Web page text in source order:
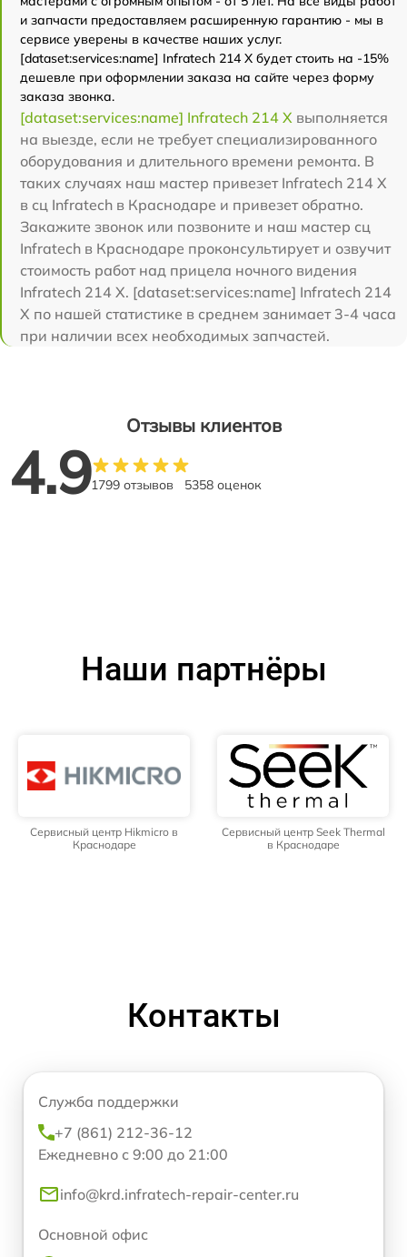
и запчасти предоставляем расширенную гарантию - мы в
сервисе уверены в качестве наших услуг.
[dataset:services:name] Infratech 214 Х будет стоить на -15%
дешевле при оформлении заказа на сайте через форму
заказа звонка.
[dataset:services:name] Infratech 214 Х выполняется
на выезде, если не требует специализированного
оборудования и длительного времени ремонта. В
таких случаях наш мастер привезет Infratech 214 Х
в сц Infratech в Краснодаре и привезет обратно.
Закажите звонок или позвоните и наш мастер сц
Infratech в Краснодаре проконсультирует и озвучит
стоимость работ над прицела ночного видения
Infratech 214 Х. [dataset:services:name] Infratech 214
Х по нашей статистике в среднем занимает 3-4 часа
при наличии всех необходимых запчастей.
Отзывы клиентов
4.91799 отзывов 5358 оценок
Наши партнёры
Сервисный центр Hikmicro в
Краснодаре
Сервисный центр Seek Thermal
в Краснодаре
Контакты
Служба поддержки
+7 (861) 212-36-12
Ежедневно с 9:00 до 21:00
info@krd.infratech-repair-center.ru
Основной офис